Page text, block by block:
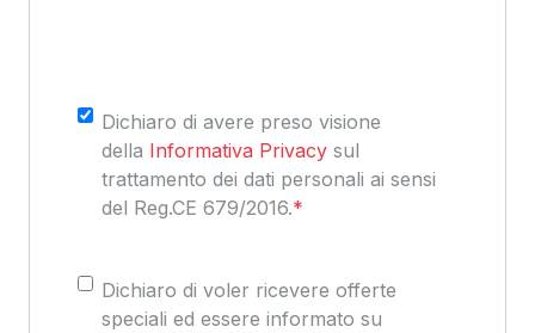
Consenso*
Dichiaro di avere preso visione
della Informativa Privacy sul
trattamento dei dati personali ai sensi
del Reg.CE 679/2016.*
Consenso
Dichiaro di voler ricevere offerte
speciali ed essere informato su